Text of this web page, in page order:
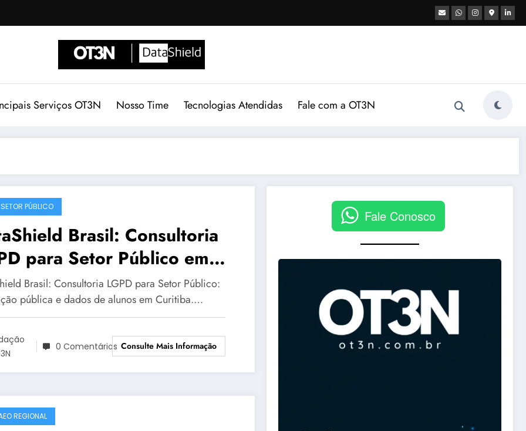
Serviços OT3N Nosso Time Tecnologias Atendidas Fale com a OT3N
PÚBLICO
Brasil: Consultoria
para Setor Público em
para LGPD no setor
| Série DataShield 127
Brasil: Consultoria LGPD para Setor Público:
pública e dados de alunos em Curitiba.…
0 Comentários Consulte Mais Informação
REGIONAL
Fale Conosco